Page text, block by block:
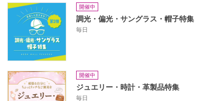
開催中
調光・偏光・サングラス・帽子特集
毎日
開催中
ジュエリー・時計・革製品特集
毎日